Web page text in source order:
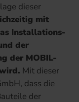
dieser
mit
Installations-
der
der MOBIL-
Mit dieser
dass die
der